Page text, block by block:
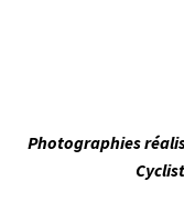
Photographies